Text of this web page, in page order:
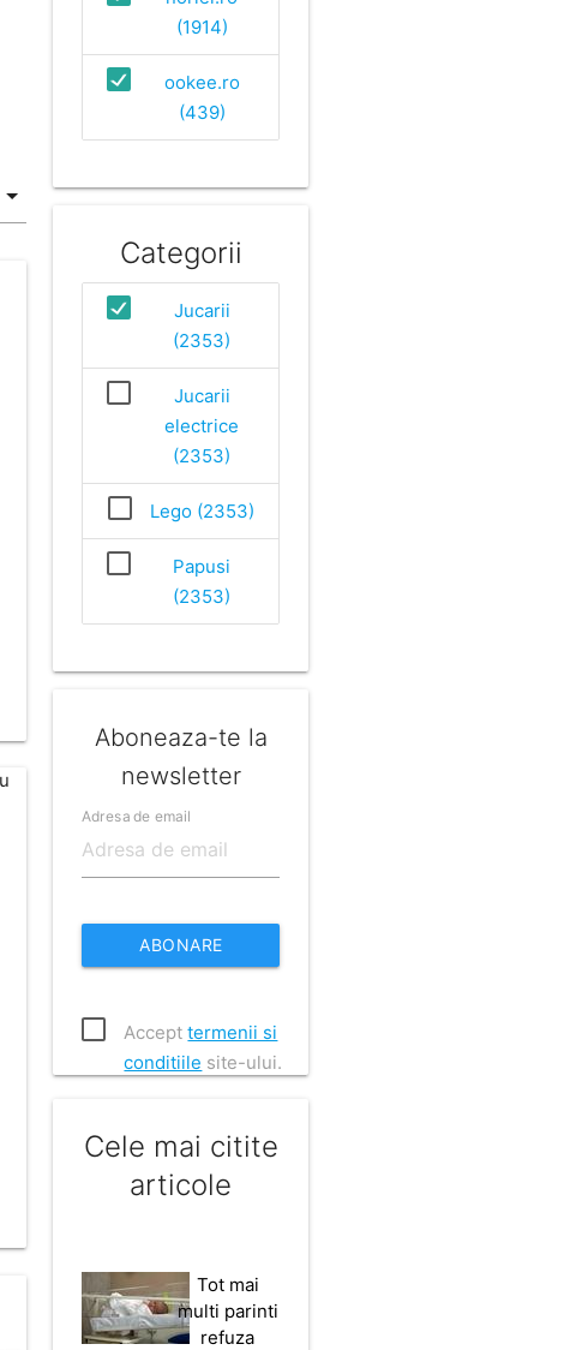
(1914)
ookee.ro
(439)
Categorii
Jucarii
(2353)
Jucarii
electrice
(2353)
Lego (2353)
Papusi
(2353)
Aboneaza-te la
newsletter
Adresa de email
ABONARE
Accepttermenii si
conditiile site-ului.
Cele mai citite
articole
Tot mai
multi parinti
refuza